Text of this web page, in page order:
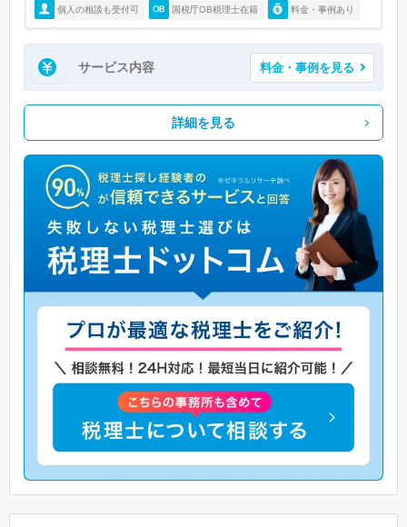
個人の相談も受付可 国税庁OB税理士在籍 料金・事例あり
サービス内容 料金・事例を見る
詳細を見る